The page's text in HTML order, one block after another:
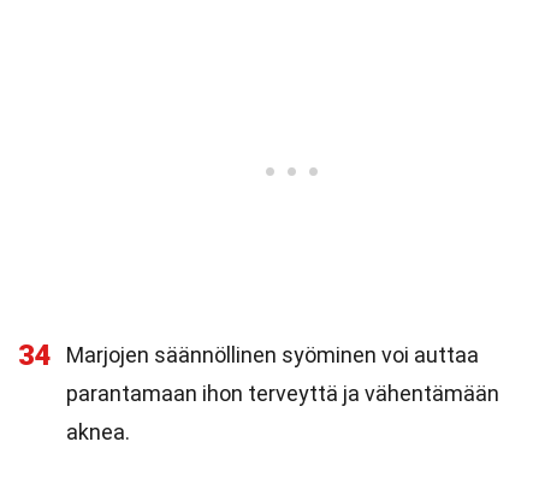
34
Marjojen säännöllinen syöminen voi auttaa
parantamaan ihon terveyttä ja vähentämään
aknea.